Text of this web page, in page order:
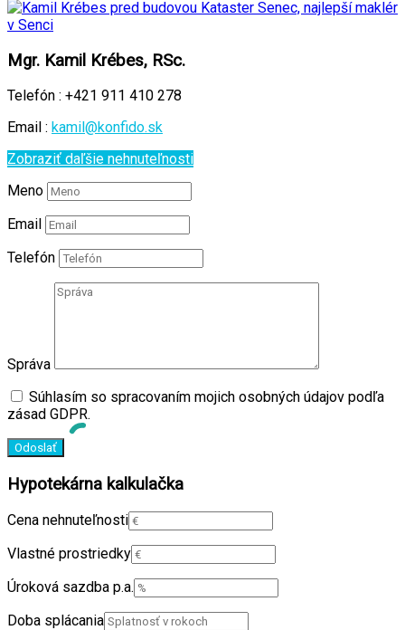
Mgr. Kamil Krébes, RSc.
Telefón : +421 911 410 278
Email : kamil@konfido.sk
Zobraziť daľšie nehnuteľnosti
Meno
Email
Telefón
Správa
Súhlasím so spracovaním mojich osobných údajov podľa
zásad GDPR.
Hypotekárna kalkulačka
Cena nehnuteľnosti
Vlastné prostriedky
Úroková sazdba p.a.
Doba splácania